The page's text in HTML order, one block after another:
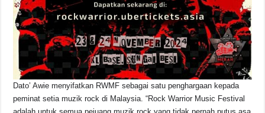
Dato’ Awie menyifatkan RWMF sebagai satu penghargaan kepada
peminat setia muzik rock di Malaysia. “Rock Warrior Music Festival